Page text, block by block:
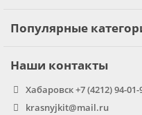
Популярные
Наши контакты
Хабаровск +7 (4212) 94-
krasnyjkit@mail.ru